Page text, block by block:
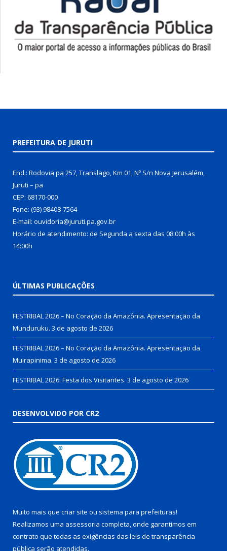
PREFEITURA DE JURUTI
End.: Rodovia pa 257, Translago, Km 01, Nº S/n Nova Jerusalém,
Juruti – pa
CEP: 68170-000
Fone: (93) 98408-7564
E-mail: ouvidoria@juruti.pa.gov.br
Horário de atendimento: de Segunda a sexta das 08:00h às
14:00h
ÚLTIMAS PUBLICAÇÕES
FESTRIBAL 2026 – No Coração da Amazônia. Apresentação da
Munduruku. 3 de agosto de 2026
FESTRIBAL 2026 – No Coração da Amazônia. Apresentação da
Muirapinima. 3 de agosto de 2026
FESTRIBAL 2026: Festa dos Visitantes. 3 de agosto de 2026
DESENVOLVIDO POR CR2
Muito mais que criar site ou sistema para prefeituras!
Realizamos uma assessoria completa, onde garantimos em
contrato que todas as exigências das leis de transparência
pública serão atendidas.